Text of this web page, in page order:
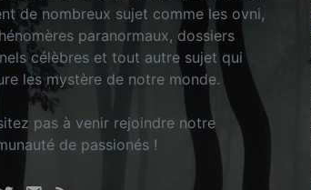
de nombreux sujet comme les ovni,
paranormaux, dossiers
célèbres et tout autre sujet qui
les mystère de notre monde.
pas à venir rejoindre notre
de passionés !